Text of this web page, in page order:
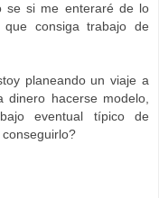
se si me enteraré de lo
consiga trabajo de
planeando un viaje a
hacerse modelo,
eventual típico de